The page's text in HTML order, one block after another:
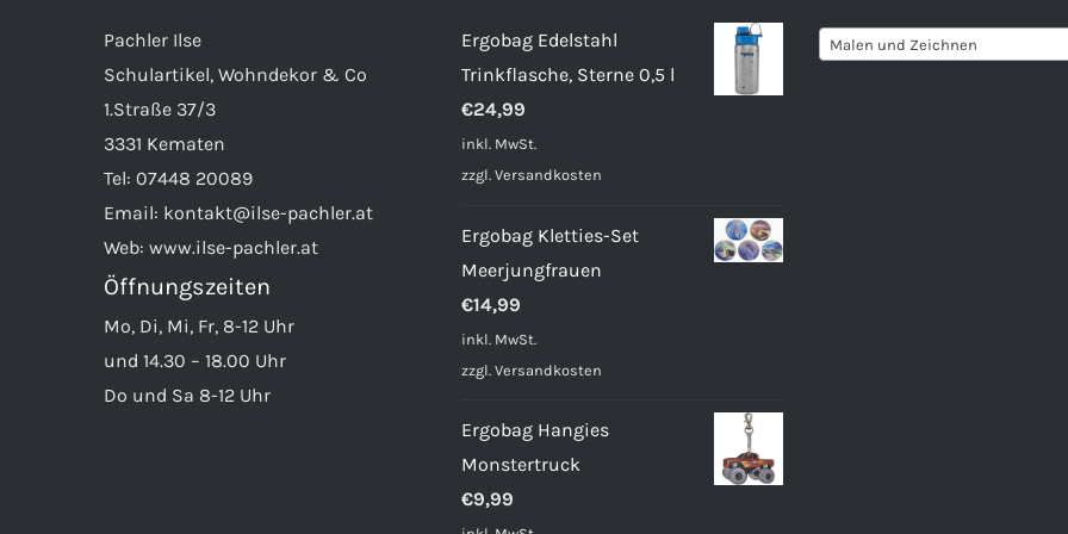
auf
werden
Pachler Ilse
Schulartikel, Wohndekor & Co
1.Straße 37/3
3331 Kematen
Tel: 07448 20089
Email: kontakt@ilse-pachler.at
Web: www.ilse-pachler.at
Öffnungszeiten
Mo, Di, Mi, Fr, 8-12 Uhr
und 14.30 – 18.00 Uhr
Do und Sa 8-12 Uhr
Ergobag Edelstahl
Trinkflasche, Sterne 0,5 l
€24,99
inkl. MwSt.
zzgl. Versandkosten
Ergobag Kletties-Set
Meerjungfrauen
€14,99
inkl. MwSt.
zzgl. Versandkosten
Ergobag Hangies
Monstertruck
€9,99
Malen und Zeichnen